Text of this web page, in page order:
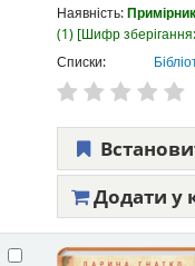
Наявність:
(1) Шифр зберігання:
Списки:
Додати у